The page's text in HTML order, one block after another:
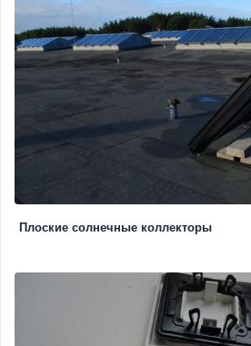
Плоские солнечные коллекторы